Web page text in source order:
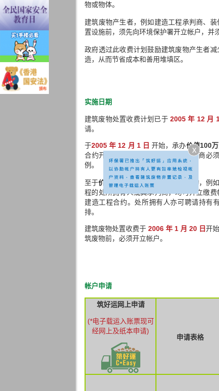
x
物或物体。
建筑废物产生者，例如建造工程承判商、
置设施前，须先向环境保护署开立帐户，并
政府透过此收费计划鼓励建筑废物产生者
造，从而节省成本和善用堆填区。
实施日期
建筑废物处置收费计划已于2005 年 12 月
请。
于2005 年 12 月 1 日 开始，承办价值100
合约开立专用的缴费帐户。主要承判商必
例。
至于价值少于100万元的建造工程合约，例
程的处所拥有人或其承判商，均可开立缴
建造工程合约。处所拥有人亦可聘请持有
排。
建筑废物处置收费于 2006 年 1 月 20 日开
筑废物前，必须开立帐户。
帐户申请
筑好运网上申请
(*电子载运入账票现可
经网上及纸本申请)
申请表格